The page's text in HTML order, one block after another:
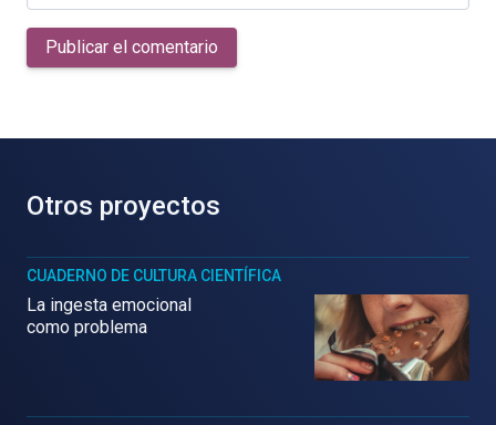
Publicar el comentario
Otros proyectos
CUADERNO DE CULTURA CIENTÍFICA
La ingesta emocional
como problema